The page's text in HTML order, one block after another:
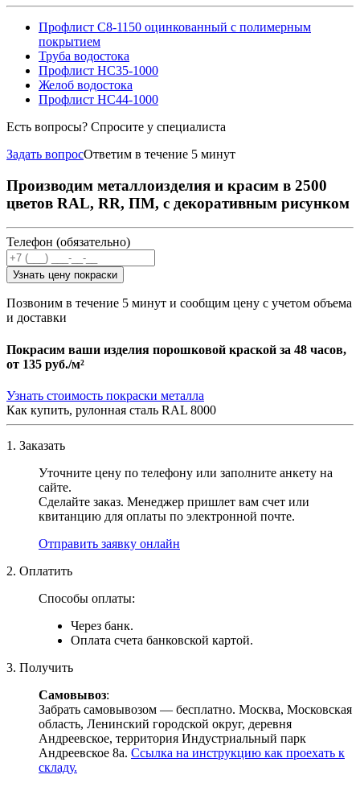
Профлист С8-1150 оцинкованный с полимерным
покрытием
Труба водостока
Профлист НС35-1000
Желоб водостока
Профлист НС44-1000
Есть вопросы? Спросите у специалиста
Задать вопросОтветим в течение 5 минут
Производим металлоизделия и красим в 2500
цветов RAL, RR, ПМ, с декоративным рисунком
Телефон (обязательно)
Узнать цену покраски
Позвоним в течение 5 минут и сообщим цену с учетом объема
и доставки
Покрасим ваши изделия порошковой краской за 48 часов,
от 135 руб./м²
Узнать стоимость покраски металла
Как купить, рулонная сталь RAL 8000
1. Заказать
Уточните цену по телефону или заполните анкету на
сайте.
Сделайте заказ. Менеджер пришлет вам счет или
квитанцию для оплаты по электронной почте.
Отправить заявку онлайн
2. Оплатить
Способы оплаты:
Через банк.
Оплата счета банковской картой.
3. Получить
Самовывоз:
Забрать самовывозом — бесплатно. Москва, Московская
область, Ленинский городской округ, деревня
Андреевское, территория Индустриальный парк
Андреевское 8а. Ссылка на инструкцию как проехать к
складу.